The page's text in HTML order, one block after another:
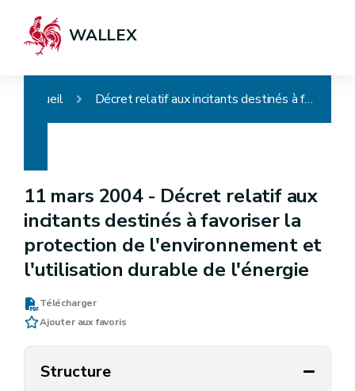
WALLEX
Accueil Décret relatif aux incitants destinés à favoriser la protection de l'environnement et l'utilisation durable de l'énergie
11 mars 2004 - Décret relatif aux
incitants destinés à favoriser la
protection de l'environnement et
l'utilisation durable de l'énergie
Télécharger
Ajouter aux favoris
Structure